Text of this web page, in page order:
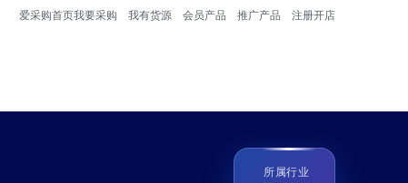
爱采购首页我要采购 我有货源 会员产品 推广产品 注册开店
所属行业